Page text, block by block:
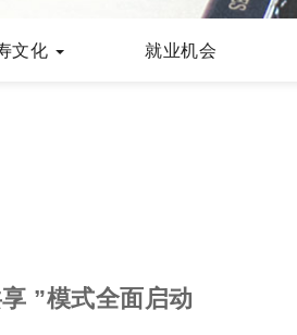
文化 就业机会
”模式全面启动